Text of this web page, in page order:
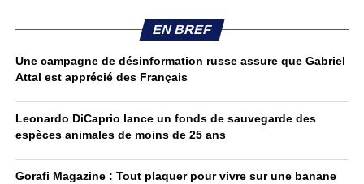
EN BREF
Une campagne de désinformation russe assure que Gabriel
Attal est apprécié des Français
Leonardo DiCaprio lance un fonds de sauvegarde des
espèces animales de moins de 25 ans
Gorafi Magazine : Tout plaquer pour vivre sur une banane